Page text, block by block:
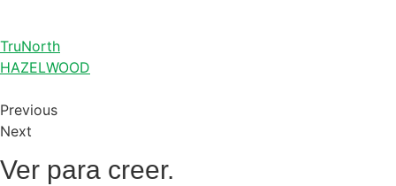
TruNorth
HAZELWOOD
Previous
Next
Ver para creer.